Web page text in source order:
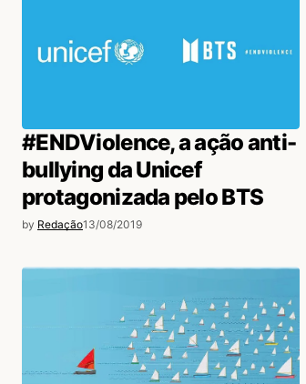
#ENDViolence, a ação anti-
bullying da Unicef
protagonizada pelo BTS
by Redação13/08/2019